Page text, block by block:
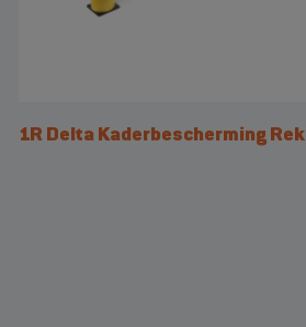
1R Delta Kaderbescherming Rek